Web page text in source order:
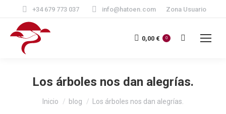
+34 679 773 037 info@hatoen.com Zona Usuario
0,00 € 0 Buscar:
Los árboles nos dan alegrías.
Inicio blog Los árboles nos dan alegrías.